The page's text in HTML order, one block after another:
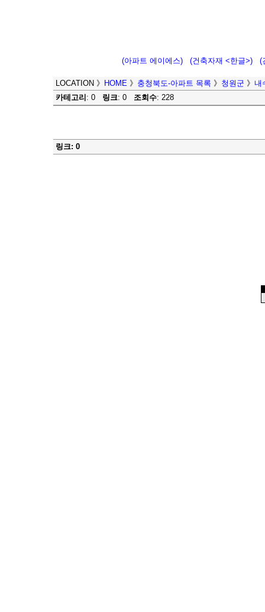
(아파트 에이에스) (건축자재 <한글>) (
LOCATION 》 HOME 》 충청북도-아파트 목록 》 청원군 》 내
카테고리 : 0 링크: 0 조회수: 228
링크: 0